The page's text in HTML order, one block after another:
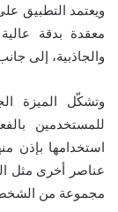
معقدة بدقة
والجاذبية، إلى
وتشكّل الميزة
للمستخدمين
استخدامها بإذن
عناصر أخرى مثل
مجموعة من